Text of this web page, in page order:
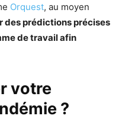
Orquest, au moyen
des prédictions précises
de travail afin
votre
?